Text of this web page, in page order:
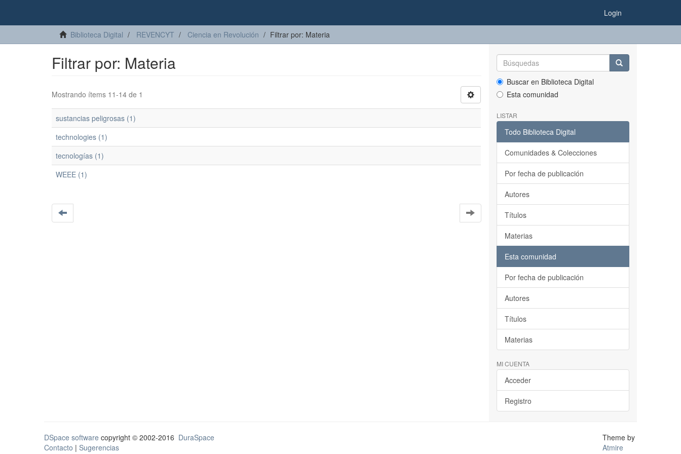
Login
Biblioteca Digital REVENCYT Ciencia en Revolución Filtrar por: Materia
Filtrar por: Materia
Mostrando ítems 11-14 de 1
sustancias peligrosas (1)
technologies (1)
tecnologías (1)
WEEE (1)
Buscar en Biblioteca Digital
Esta comunidad
LISTAR
Todo Biblioteca Digital
Comunidades & Colecciones
Por fecha de publicación
Autores
Títulos
Materias
Esta comunidad
Por fecha de publicación
Autores
Títulos
Materias
MI CUENTA
Acceder
Registro
DSpace software copyright © 2002-2016 DuraSpace
Contacto | Sugerencias
Theme by
Atmire